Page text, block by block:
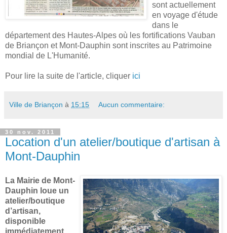
sont actuellement
en voyage d'étude
dans le
département des Hautes-Alpes où les fortifications Vauban
de Briançon et Mont-Dauphin sont inscrites au Patrimoine
mondial de L'Humanité.
Pour lire la suite de l'article, cliquer ici
Ville de Briançon à 15:15 Aucun commentaire:
30 nov. 2011
Location d'un atelier/boutique d'artisan à
Mont-Dauphin
La Mairie de Mont-
Dauphin loue un
atelier/boutique
d’artisan,
disponible
immédiatement.